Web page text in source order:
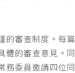
的審查制度。每
體的審查意見。
務委員邀請四位